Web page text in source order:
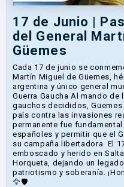
17 de Junio |
del General
Güemes
Cada 17 de junio se
Martín Miguel de Güemes,
argentina y único general
Guerra Gaucha Al mando
gauchos decididos,
país contra las invasiones
permanente fue
españoles y permitir que el
su campaña libertadora. El
emboscado y herido en
Horqueta, dejando un
patriotismo y soberanía.
🦅🛡️